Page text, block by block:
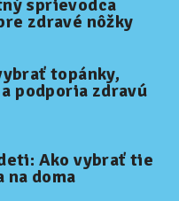
sprievodca
zdravé nôžky
topánky,
podporia zdravú
Ako vybrať tie
na doma